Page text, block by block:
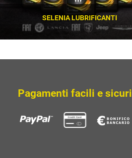
SELENIA LUBRIFICANTI
Pagamenti facili e sicuri